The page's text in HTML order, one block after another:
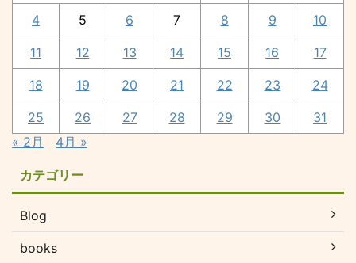
4 5 6 7 8 9 10
11 12 13 14 15 16 17
18 19 20 21 22 23 24
25 26 27 28 29 30
31
« 2月
4月 »
カテゴリー
Blog
books